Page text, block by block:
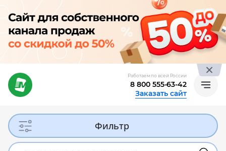
Работаем по всей России
8 800 555-63-42
Заказать сайт
Фильтр